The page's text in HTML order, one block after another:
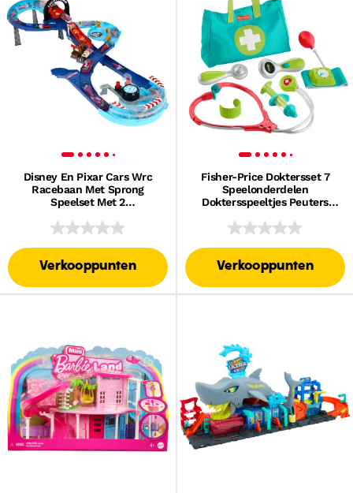
Disney En Pixar Cars Wrc
Racebaan Met Sprong
Speelset Met 2
Inclusief Bliksem Mcqueen
Verkooppunten
Fisher-Price Doktersset 7
Speelonderdelen
Doktersspeeltjes Peuters
Peuters Vanaf 3 Jaar
Verkooppunten